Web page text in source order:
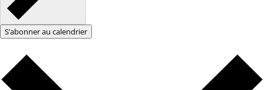
S’abonner au calendrier